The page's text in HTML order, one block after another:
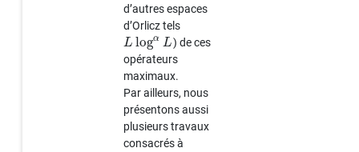
d’autres espaces
d’Orlicz tels
L logα L) de ces
opérateurs
maximaux.
Par ailleurs, nous
présentons aussi
plusieurs travaux
consacrés à